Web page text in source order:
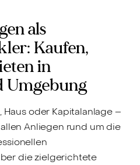
als
Kaufen,
in
Umgebung
oder Kapitalanlage –
Anliegen rund um die
die zielgerichtete